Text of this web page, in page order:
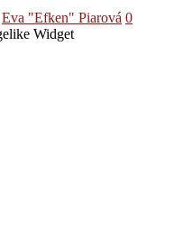
Eva "Efken" Piarová 0